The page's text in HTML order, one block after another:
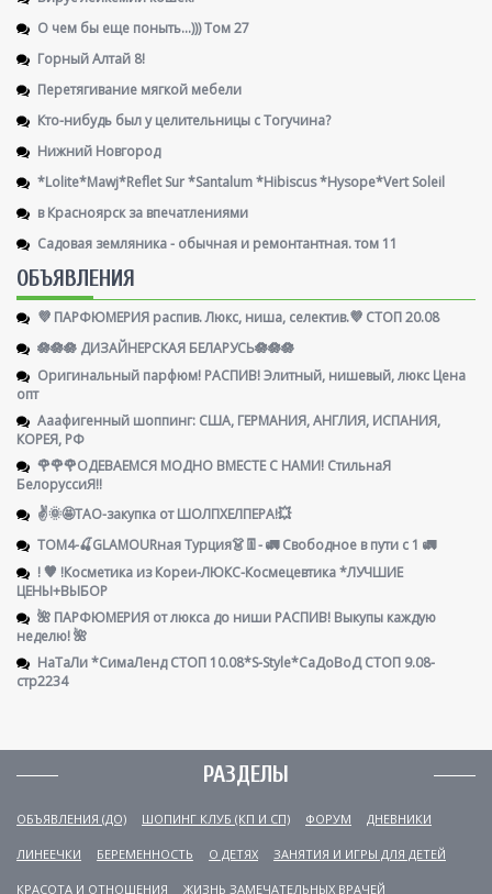
О чем бы еще поныть...))) Том 27
Горный Алтай 8!
Перетягивание мягкой мебели
Кто-нибудь был у целительницы с Тогучина?
Нижний Новгород
*Lolite*Mawj*Reflet Sur *Santalum *Hibiscus *Hysope*Vert Soleil
в Красноярск за впечатлениями
Садовая земляника - обычная и ремонтантная. том 11
ОБЪЯВЛЕНИЯ
💜 ПАРФЮМЕРИЯ распив. Люкс, ниша, селектив.💜 СТОП 20.08
🪷🪷🪷 ДИЗАЙНЕРСКАЯ БЕЛАРУСЬ🪷🪷🪷
Оригинальный парфюм! РАСПИВ! Элитный, нишевый, люкс Цена
опт
Ааафигенный шоппинг: США, ГЕРМАНИЯ, АНГЛИЯ, ИСПАНИЯ,
КОРЕЯ, РФ
🌹🌹🌹ОДЕВАЕМСЯ МОДНО ВМЕСТЕ С НАМИ! СтильнаЯ
БелоруссиЯ‼
✌️🌞🤩ТАО-закупка от ШОЛПХЕЛПЕРА!💥
ТОМ4-🍒GLAMOURная Турция👗👖- 🚛 Свободное в пути с 1 🚛
! 🧡 !Косметика из Кореи-ЛЮКС-Космецевтика *ЛУЧШИЕ
ЦЕНЫ+ВЫБОР
🌺 ПАРФЮМЕРИЯ от люкса до ниши РАСПИВ! Выкупы каждую
неделю! 🌺
НаТаЛи *СимаЛенд СТОП 10.08*S-Style*СаДоВоД СТОП 9.08-
стр2234
РАЗДЕЛЫ
ОБЪЯВЛЕНИЯ (ДО) ШОПИНГ КЛУБ (КП И СП) ФОРУМ ДНЕВНИКИ
ЛИНЕЕЧКИ БЕРЕМЕННОСТЬ О ДЕТЯХ ЗАНЯТИЯ И ИГРЫ ДЛЯ ДЕТЕЙ
КРАСОТА И ОТНОШЕНИЯ ЖИЗНЬ ЗАМЕЧАТЕЛЬНЫХ ВРАЧЕЙ